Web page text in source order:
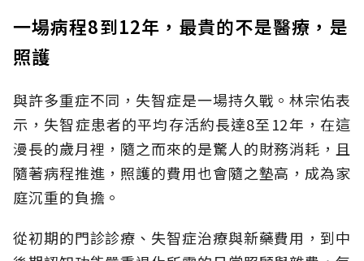
一場病程8到12年，最貴的不是醫療，是
照護
與許多重症不同，失智症是一場持久戰。林宗佑表
示，失智症患者的平均存活約長達8至12年，在這
漫長的歲月裡，隨之而來的是驚人的財務消耗，且
隨著病程推進，照護的費用也會隨之墊高，成為家
庭沉重的負擔。
從初期的門診診療、失智症治療與新藥費用，到中